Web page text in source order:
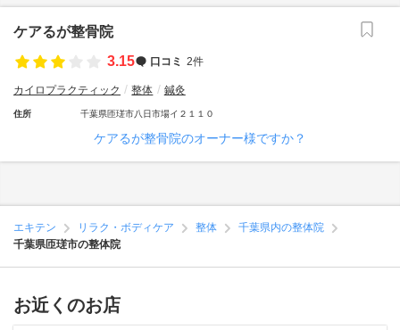
ケアるが整骨院
3.15
口コミ 2件
カイロプラクティック 整体 鍼灸
住所 千葉県匝瑳市八日市場イ２１１０
ケアるが整骨院のオーナー様ですか？
エキテン リラク・ボディケア 整体
千葉県内の整体院
千葉県匝瑳市の整体院
お近くのお店